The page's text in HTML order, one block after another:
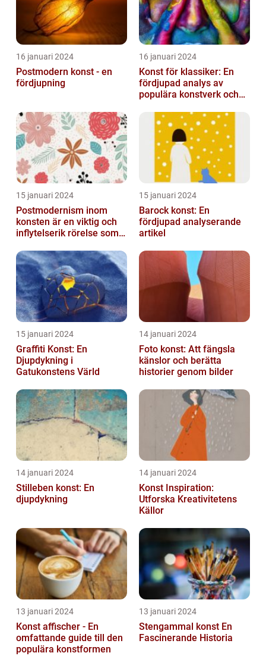
16 januari 2024
Postmodern konst - en
fördjupning
16 januari 2024
Konst för klassiker: En
fördjupad analys av
populära konstverk och
15 januari 2024
Postmodernism inom
konsten är en viktig och
inflytelserik rörelse som
normer o...
15 januari 2024
Barock konst: En
fördjupad analyserande
artikel
15 januari 2024
Graffiti Konst: En
Djupdykning i
Gatukonstens Värld
14 januari 2024
Foto konst: Att fängsla
känslor och berätta
historier genom bilder
14 januari 2024
Stilleben konst: En
djupdykning
14 januari 2024
Konst Inspiration:
Utforska Kreativitetens
Källor
13 januari 2024
Konst affischer - En
omfattande guide till den
populära konstformen
13 januari 2024
Stengammal konst En
Fascinerande Historia